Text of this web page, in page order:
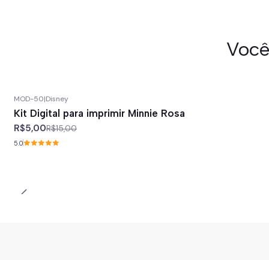
MOD-50|Disney
Kit Digital para imprimir Minnie Rosa
R$5,00R$15,00
5.0